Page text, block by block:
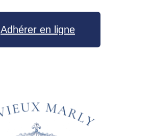
Adhérer en ligne